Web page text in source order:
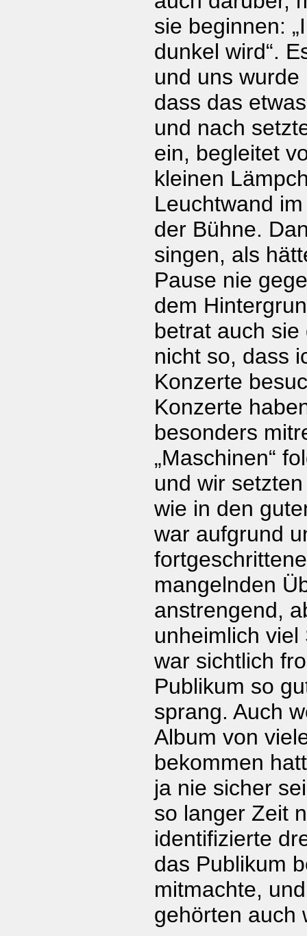
sie beginnen:
dunkel wird“.
und uns
dass das
und nach
ein, begleitet
kleinen
Leuchtwand
der Bühne.
singen, als
Pause nie
dem
betrat auch
nicht so, dass
Konzerte
Konzerte
besonders
„Maschinen“
und wir
wie in den
war aufgrund
mangelnden
anstrengend,
unheimlich
war sichtlich
Publikum so
sprang. Auch
Album von
bekommen
ja nie sicher
so langer Zeit
identifizierte
das Publikum
mitmachte,
gehörten auch